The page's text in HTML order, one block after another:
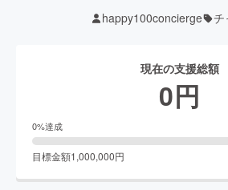
happy100concierge チ
現在の支援総額
0円
0%達成
目標金額1,000,000円